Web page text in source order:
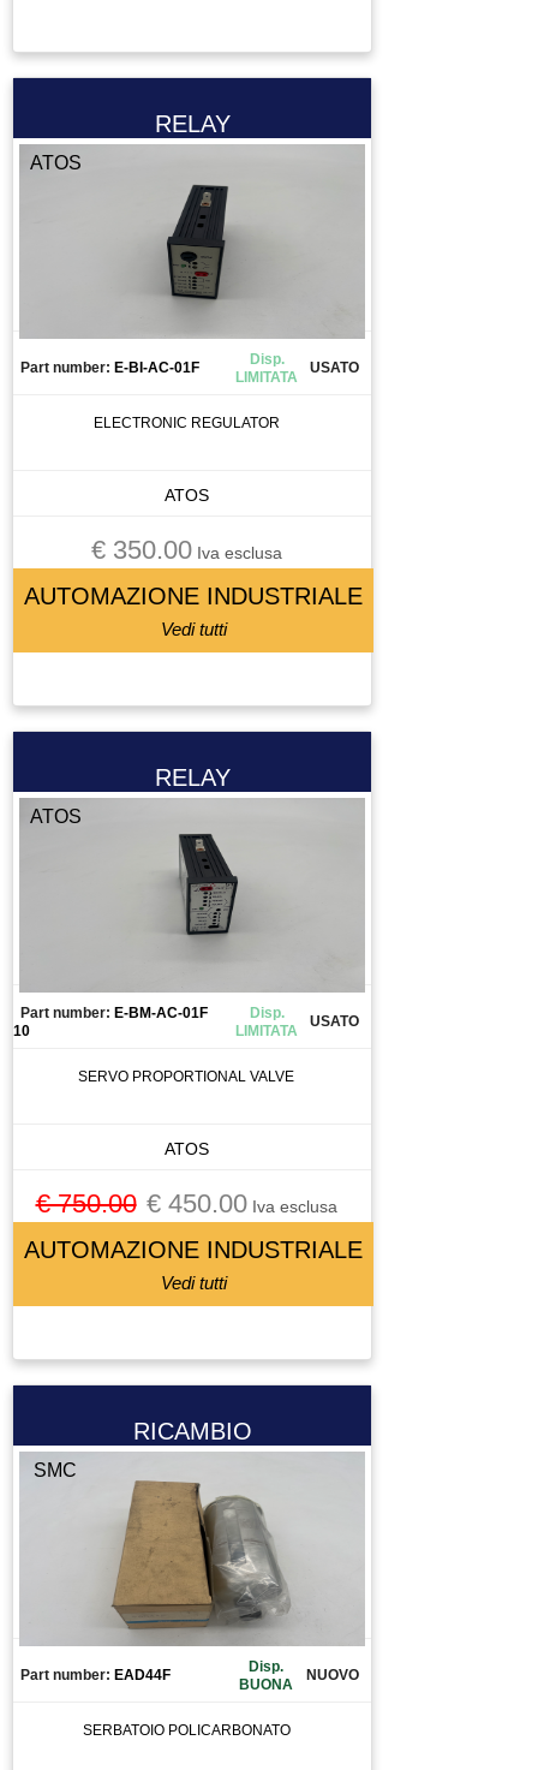
RELAY
ATOS
Part number: E-BI-AC-01F
Disp.
LIMITATA
USATO
ELECTRONIC REGULATOR
ATOS
€ 350.00Iva esclusa
AUTOMAZIONE INDUSTRIALE
Vedi tutti
RELAY
ATOS
Part number: E-BM-AC-01F
10
Disp.
LIMITATA
USATO
SERVO PROPORTIONAL VALVE
ATOS
€ 750.00 € 450.00Iva esclusa
AUTOMAZIONE INDUSTRIALE
Vedi tutti
RICAMBIO
SMC
Part number: EAD44F
Disp.
BUONA
NUOVO
SERBATOIO POLICARBONATO